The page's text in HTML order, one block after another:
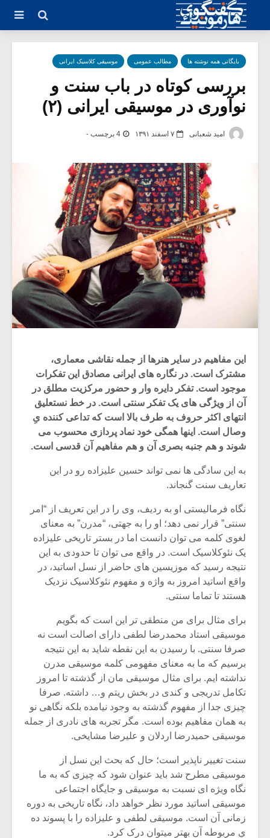
بایگانی همه نوشته ها مطالب عمومی موسیقی کلاسیک ایرانی
بررسی کوتاه در باب سنت و
نوآوری در موسیقی ایرانی (۲)
امید شعبانی ۷ اسفند ۱۳۹۱ 4 برچسب -
این مفاهیم در سایر هنرها از جمله نقاشی معماری،
مشترک است. در نگاره های ایرانی مصادق این تفکرات
موجود است. تفکر دایره وار و حضور مرکزیت مطلق در
آن از ویژگی های یک تفکر سنتی است. در خط نستعلیق
انتهای اکثر حروف به طرف بالا است که تداعی کننده یِ
وصال است. اینها همگی خود نماد پردازی محسوب می
شوند و هم جنبه بصری آن و هم مفاهیم آن قدسی است.
به این سادگی ها نمی تواند حسین علیزاده رو در این
تعاریف سنت گنجاند.
نگاه فرمالیستی او به ردیف، وی را در این تعریف از “امر
سنتی” قرار نمی دهد؛ او را به جهتی، “مدرن” به معنای
لغوی کلمه می توان دانست اما در بستر تاریخی علیزاده
یک نئوکلاسیک است. در واقع می توان تا حدودی به این
نتیجه رسید که موزیسین های حاضر از نسل اساتید، در
واقع اساتید امروز به واژه و مفهوم نئوکلاسیک نزدیک
هستند تا تماما سنتی.
برای مثال برای من منطقی تر این است که بگویم
موسیقی استاد محمدرضا لطفی دارای اصالت است نه
صرفا سنتی. با رسیدن به این نقطه شاید به این نتیجه
برسیم که ما به معنای مفهومی کلمه موسیقی مدرن
نداشته ایم. برای مثال موسیقی مان از گذشته تا امروز
تکامل تدریجی و کندی در بخش ریتم و… داشته. صرفا
چیزی جدا از مفهوم گذشته به وجود نیامده بلکه نگاهی نو
به همان مفاهیم بوده است. مگر تجربه های نادری از جمله
موسیقی حمیدرضا اردلان و علیرضا مشایخی.
سنت تغییر ناپذیر است؛ حال که بحث این نسل از
موسیقی مطرح شد باید عنوان شود که چیزی که به ما
نگاه ویژه ای نسبت به موسیقی و جایگاه اجتماعی
موسیقی اساتید مورد نظر خواهد داد، نگاه تاریخی به دوره
زمانی آن است. موسیقی لطفی و علیزاده را با پسوند ده
یِ مربوطه آن بهتر میتوان درک کرد.
میکلوش روژا
یادداشتی بر موسیقی
متن فیلم «متری
شیش و نیم»
موریس ژار
موسیقی
برگزار